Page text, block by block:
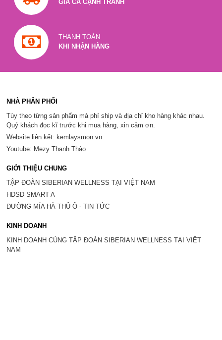
GIÁ CẢ CẠNH TRANH
THANH TOÁN
KHI NHẬN HÀNG
NHÀ PHÂN PHỐI
Tùy theo từng sản phẩm mà phí ship và địa chỉ kho hàng khác nhau.
Quý khách đọc kĩ trước khi mua hàng, xin cảm ơn.
Website liên kết: kemlaysmon.vn
Youtube: Mezy Thanh Thảo
GIỚI THIỆU CHUNG
TẬP ĐOÀN SIBERIAN WELLNESS TẠI VIỆT NAM
HDSD SMART A
ĐƯỜNG MÍA HÀ THỦ Ô - TIN TỨC
KINH DOANH
KINH DOANH CÙNG TẬP ĐOÀN SIBERIAN WELLNESS TẠI VIỆT
NAM